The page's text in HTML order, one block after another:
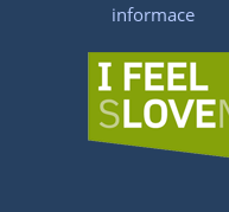
informace